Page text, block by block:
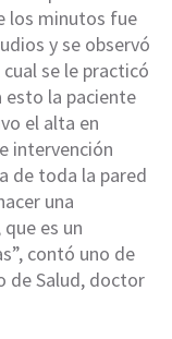
los minutos fue
y se observó
se le practicó
esto la paciente
el alta en
intervención
de toda la pared
una
es un
contó uno de
de Salud, doctor